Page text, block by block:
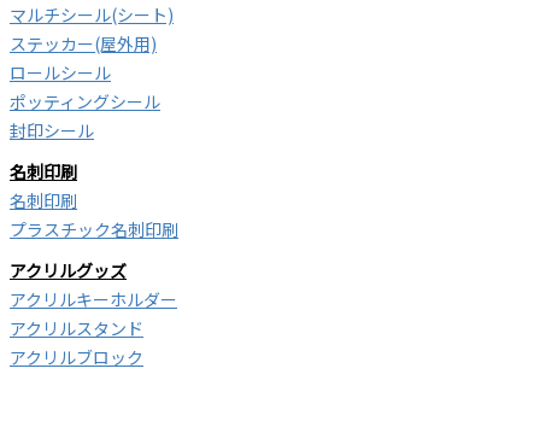
マルチシール(シート)
ステッカー(屋外用)
ロールシール
ポッティングシール
封印シール
名刺印刷
名刺印刷
プラスチック名刺印刷
アクリルグッズ
アクリルキーホルダー
アクリルスタンド
アクリルブロック